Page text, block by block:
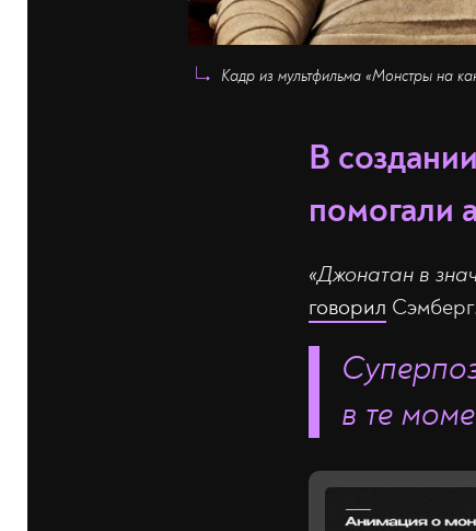
Кадр из мультфильма «Монстры на
В
помогали
«Джонатан в
говорил
в те